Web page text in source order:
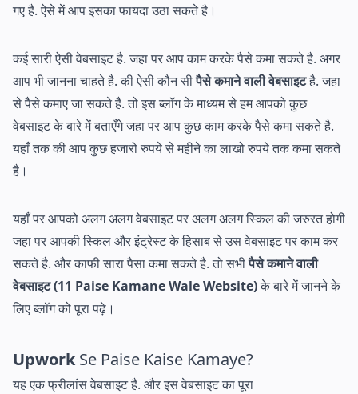
गए है. ऐसे में आप इसका फायदा उठा सकते है।
कई सारी ऐसी वेबसाइट है. जहा पर आप काम करके पैसे कमा सकते है. अगर
आप भी जानना चाहते है. की ऐसी कौन सीपैसे कमाने वाली वेबसाइटहै. जहा
से पैसे कमाए जा सकते है. तो इस ब्लॉग के माध्यम से हम आपको कुछ
वेबसाइट के बारे में बताएँगे जहा पर आप कुछ काम करके पैसे कमा सकते है.
यहाँ तक की आप कुछ हजारो रुपये से महीने का लाखो रुपये तक कमा सकते
है।
यहाँ पर आपको अलग अलग वेबसाइट पर अलग अलग स्किल की जरुरत होगी
जहा पर आपकी स्किल और इंट्रेस्ट के हिसाब से उस वेबसाइट पर काम कर
सकते है. और काफी सारा पैसा कमा सकते है. तो सभीपैसे कमाने वाली
वेबसाइट(11 Paise Kamane Wale Website)के बारे में जानने के
लिए ब्लॉग को पूरा पढ़े।
Upwork Se Paise Kaise Kamaye?
यह एक फ्रीलांस वेबसाइट है. और इस वेबसाइट का पूरा